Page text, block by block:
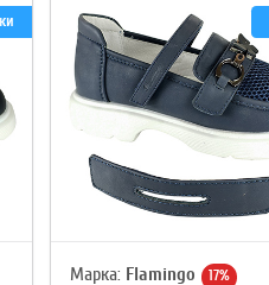
Марка: Flamingo 17%